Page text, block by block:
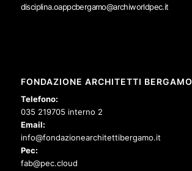
disciplina.oappcbergamo@archiworldpec.it
FONDAZIONE ARCHITETTI BERGAMO
Telefono:
035 219705 interno 2
Email:
info@fondazionearchitettibergamo.it
Pec:
fab@pec.cloud